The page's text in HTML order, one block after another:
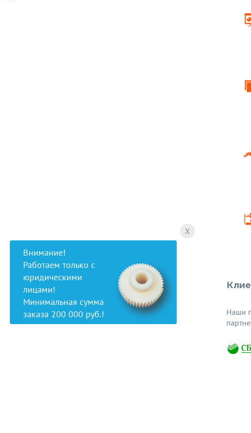
Наши
X
Внимание!
Работаем только с
юридическими
лицами!
Минимальная сумма
заказа 200 000 руб.!